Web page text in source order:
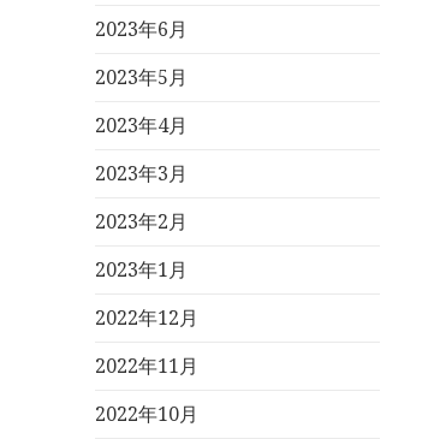
2023年6月
2023年5月
2023年4月
2023年3月
2023年2月
2023年1月
2022年12月
2022年11月
2022年10月